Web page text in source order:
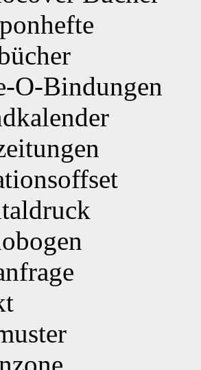
O-Bindungen